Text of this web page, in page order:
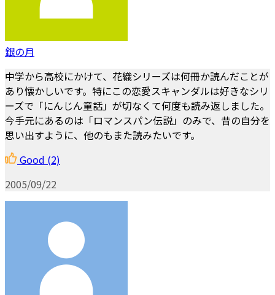
銀の月
中学から高校にかけて、花織シリーズは何冊か読んだことが
あり懐かしいです。特にこの恋愛スキャンダルは好きなシリ
ーズで「にんじん童話」が切なくて何度も読み返しました。
今手元にあるのは「ロマンスパン伝説」のみで、昔の自分を
思い出すように、他のもまた読みたいです。
Good (2)
2005/09/22